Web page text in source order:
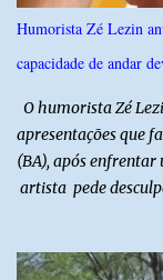
Humorista Zé Lezin
capacidade de andar
O humorista Zé
apresentações que
(BA), após enfrentar
artista pede
impossível viajar e